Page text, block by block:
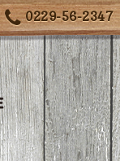
0229-56-2347